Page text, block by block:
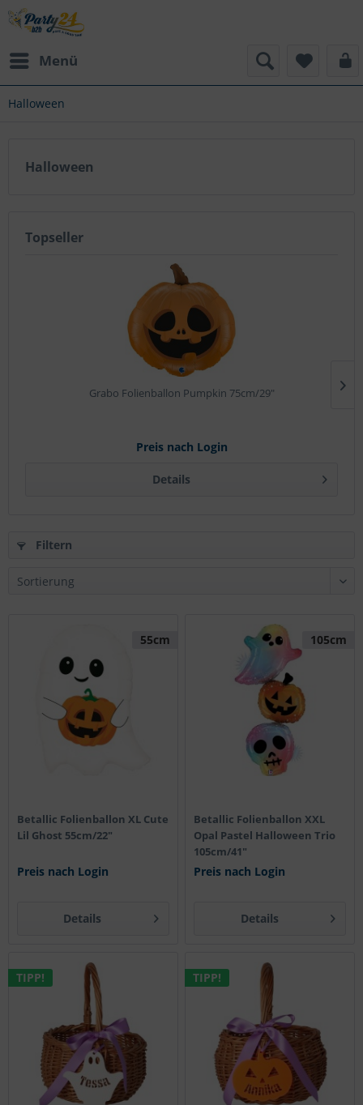
Menü
Halloween
Halloween
Topseller
Grabo Folienballon Pumpkin 75cm/29"
Preis nach Login
Details
Filtern
55cm
Betallic Folienballon XL Cute
Lil Ghost 55cm/22"
Preis nach Login
Details
105cm
Betallic Folienballon XXL
Opal Pastel Halloween Trio
105cm/41"
Preis nach Login
Details
TIPP! TIPP!